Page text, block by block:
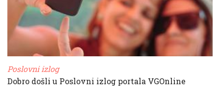
Poslovni izlog
Dobro došli u Poslovni izlog portala VGOnline